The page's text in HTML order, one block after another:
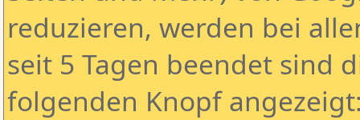
reduzieren, werden bei
seit 5 Tagen beendet sind
folgenden Knopf